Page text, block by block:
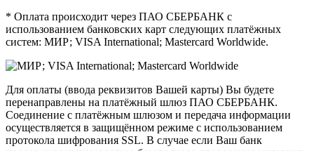
* Оплата происходит через ПАО СБЕРБАНК с
использованием банковских карт следующих платёжных
систем: МИР; VISA International; Mastercard Worldwide.
Для оплаты (ввода реквизитов Вашей карты) Вы будете
перенаправлены на платёжный шлюз ПАО СБЕРБАНК.
Соединение с платёжным шлюзом и передача информации
осуществляется в защищённом режиме с использованием
протокола шифрования SSL. В случае если Ваш банк